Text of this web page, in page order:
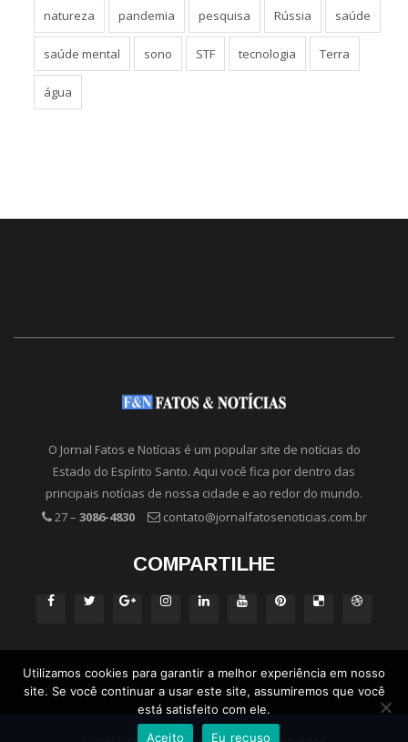
natureza pandemia pesquisa Rússia saúde
saúde mental sono STF tecnologia Terra
água
O Jornal Fatos e Notícias é um popular site de notícias do
Estado do Espírito Santo. Aqui você fica por dentro das
principais notícias de nossa cidade e ao redor do mundo.
27 – 3086-4830 contato@jornalfatosenoticias.com.br
COMPARTILHE
Utilizamos cookies para garantir a melhor experiência em nosso
site. Se você continuar a usar este site, assumiremos que você
está satisfeito com ele.
Aceito
Eu recuso